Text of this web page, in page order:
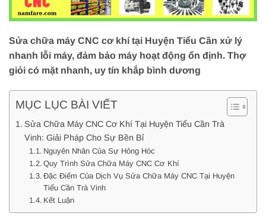
Sửa chữa máy CNC cơ khí tại Huyện Tiểu Cần xử lý
nhanh lỗi máy, đảm bảo máy hoạt động ổn định. Thợ
giỏi có mặt nhanh, uy tín khắp bình dương
MỤC LỤC BÀI VIẾT
Sửa Chữa Máy CNC Cơ Khí Tại Huyện Tiểu Cần Trà
Vinh: Giải Pháp Cho Sự Bền Bỉ
Nguyên Nhân Của Sự Hỏng Hóc
Quy Trình Sửa Chữa Máy CNC Cơ Khí
Đặc Điểm Của Dịch Vụ Sửa Chữa Máy CNC Tại Huyện
Tiểu Cần Trà Vinh
Kết Luận